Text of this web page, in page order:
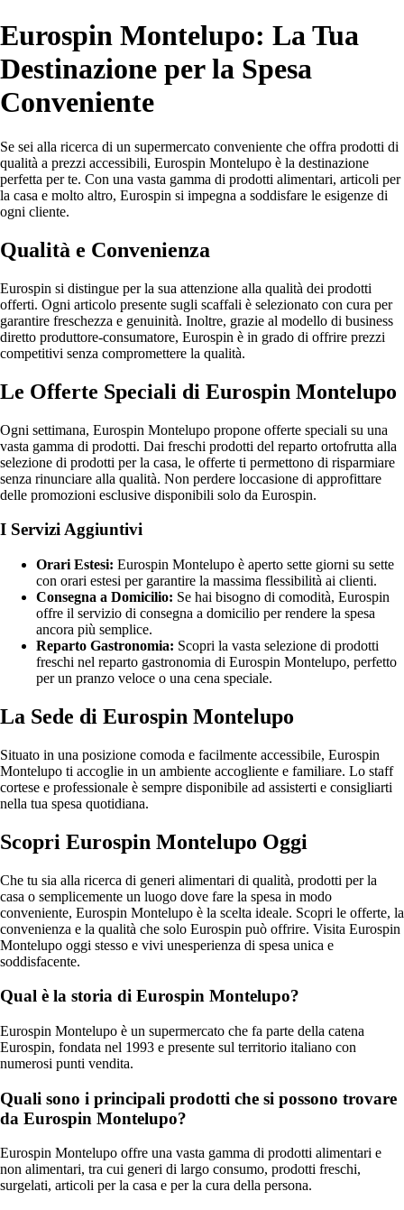
Eurospin Montelupo: La Tua
Destinazione per la Spesa
Conveniente
Se sei alla ricerca di un supermercato conveniente che offra prodotti di
qualità a prezzi accessibili, Eurospin Montelupo è la destinazione
perfetta per te. Con una vasta gamma di prodotti alimentari, articoli per
la casa e molto altro, Eurospin si impegna a soddisfare le esigenze di
ogni cliente.
Qualità e Convenienza
Eurospin si distingue per la sua attenzione alla qualità dei prodotti
offerti. Ogni articolo presente sugli scaffali è selezionato con cura per
garantire freschezza e genuinità. Inoltre, grazie al modello di business
diretto produttore-consumatore, Eurospin è in grado di offrire prezzi
competitivi senza compromettere la qualità.
Le Offerte Speciali di Eurospin Montelupo
Ogni settimana, Eurospin Montelupo propone offerte speciali su una
vasta gamma di prodotti. Dai freschi prodotti del reparto ortofrutta alla
selezione di prodotti per la casa, le offerte ti permettono di risparmiare
senza rinunciare alla qualità. Non perdere loccasione di approfittare
delle promozioni esclusive disponibili solo da Eurospin.
I Servizi Aggiuntivi
Orari Estesi: Eurospin Montelupo è aperto sette giorni su sette
con orari estesi per garantire la massima flessibilità ai clienti.
Consegna a Domicilio: Se hai bisogno di comodità, Eurospin
offre il servizio di consegna a domicilio per rendere la spesa
ancora più semplice.
Reparto Gastronomia: Scopri la vasta selezione di prodotti
freschi nel reparto gastronomia di Eurospin Montelupo, perfetto
per un pranzo veloce o una cena speciale.
La Sede di Eurospin Montelupo
Situato in una posizione comoda e facilmente accessibile, Eurospin
Montelupo ti accoglie in un ambiente accogliente e familiare. Lo staff
cortese e professionale è sempre disponibile ad assisterti e consigliarti
nella tua spesa quotidiana.
Scopri Eurospin Montelupo Oggi
Che tu sia alla ricerca di generi alimentari di qualità, prodotti per la
casa o semplicemente un luogo dove fare la spesa in modo
conveniente, Eurospin Montelupo è la scelta ideale. Scopri le offerte, la
convenienza e la qualità che solo Eurospin può offrire. Visita Eurospin
Montelupo oggi stesso e vivi unesperienza di spesa unica e
soddisfacente.
Qual è la storia di Eurospin Montelupo?
Eurospin Montelupo è un supermercato che fa parte della catena
Eurospin, fondata nel 1993 e presente sul territorio italiano con
numerosi punti vendita.
Quali sono i principali prodotti che si possono trovare
da Eurospin Montelupo?
Eurospin Montelupo offre una vasta gamma di prodotti alimentari e
non alimentari, tra cui generi di largo consumo, prodotti freschi,
surgelati, articoli per la casa e per la cura della persona.